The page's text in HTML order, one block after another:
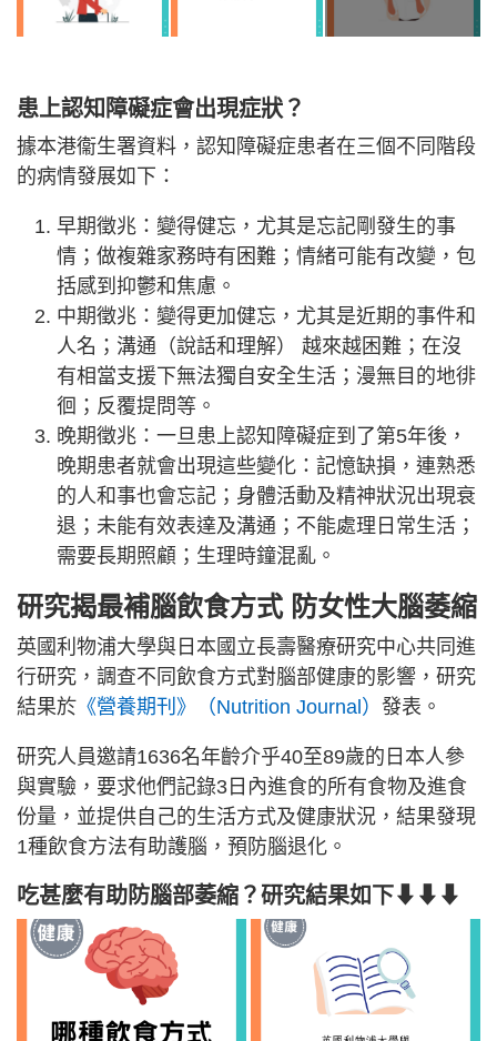
患上認知障礙症會出現症狀？
據本港衞生署資料，認知障礙症患者在三個不同階段
的病情發展如下：
早期徵兆：變得健忘，尤其是忘記剛發生的事
情；做複雜家務時有困難；情緒可能有改變，包
括感到抑鬱和焦慮。
中期徵兆：變得更加健忘，尤其是近期的事件和
人名；溝通（說話和理解） 越來越困難；在沒
有相當支援下無法獨自安全生活；漫無目的地徘
徊；反覆提問等。
晚期徵兆：一旦患上認知障礙症到了第5年後，
晚期患者就會出現這些變化：記憶缺損，連熟悉
的人和事也會忘記；身體活動及精神狀況出現衰
退；未能有效表達及溝通；不能處理日常生活；
需要長期照顧；生理時鐘混亂。
研究揭最補腦飲食方式 防女性大腦萎縮
英國利物浦大學與日本國立長壽醫療研究中心共同進
行研究，調查不同飲食方式對腦部健康的影響，研究
結果於 《營養期刊》（Nutrition Journal） 發表。
研究人員邀請1636名年齡介乎40至89歲的日本人參
與實驗，要求他們記錄3日內進食的所有食物及進食
份量，並提供自己的生活方式及健康狀況，結果發現
1種飲食方法有助護腦，預防腦退化。
吃甚麼有助防腦部萎縮？研究結果如下⬇⬇⬇